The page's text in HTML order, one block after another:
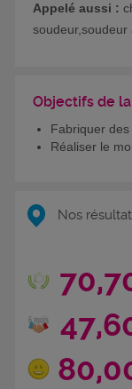
Appelé aussi :
soudeur,soudeur
Objectifs de
Fabriquer
Réaliser le
Nos